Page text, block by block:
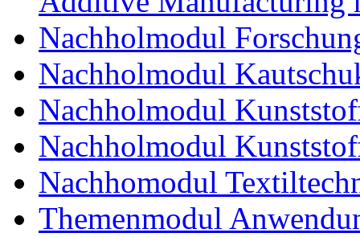
Nachholmodul
Nachholmodul
Nachholmodul
Nachholmodul
Nachhomodul
Themenmodul